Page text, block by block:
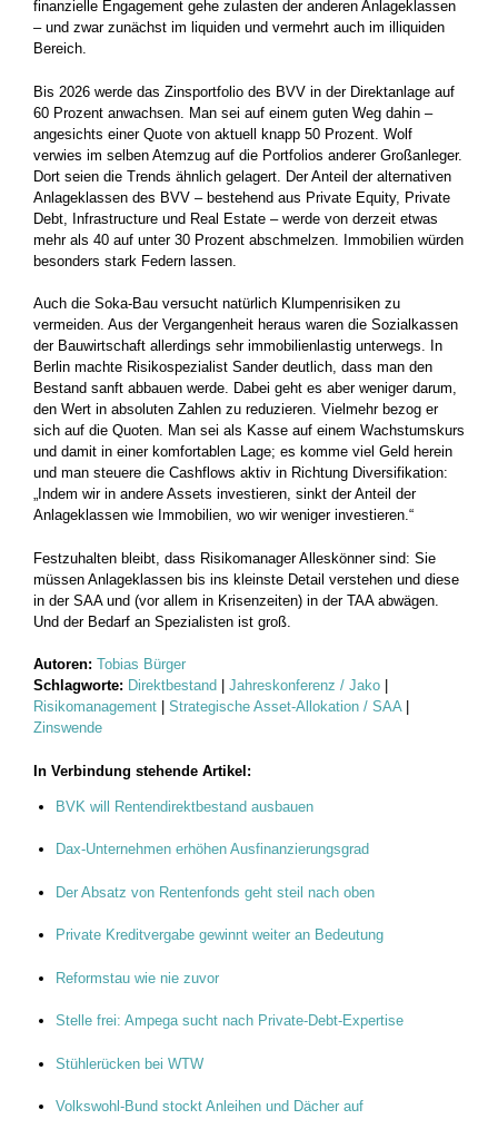
finanzielle Engagement gehe zulasten der anderen Anlageklassen
– und zwar zunächst im liquiden und vermehrt auch im illiquiden
Bereich.
Bis 2026 werde das Zinsportfolio des BVV in der Direktanlage auf
60 Prozent anwachsen. Man sei auf einem guten Weg dahin –
angesichts einer Quote von aktuell knapp 50 Prozent. Wolf
verwies im selben Atemzug auf die Portfolios anderer Großanleger.
Dort seien die Trends ähnlich gelagert. Der Anteil der alternativen
Anlageklassen des BVV – bestehend aus Private Equity, Private
Debt, Infrastructure und Real Estate – werde von derzeit etwas
mehr als 40 auf unter 30 Prozent abschmelzen. Immobilien würden
besonders stark Federn lassen.
Auch die Soka-Bau versucht natürlich Klumpenrisiken zu
vermeiden. Aus der Vergangenheit heraus waren die Sozialkassen
der Bauwirtschaft allerdings sehr immobilienlastig unterwegs. In
Berlin machte Risikospezialist Sander deutlich, dass man den
Bestand sanft abbauen werde. Dabei geht es aber weniger darum,
den Wert in absoluten Zahlen zu reduzieren. Vielmehr bezog er
sich auf die Quoten. Man sei als Kasse auf einem Wachstumskurs
und damit in einer komfortablen Lage; es komme viel Geld herein
und man steuere die Cashflows aktiv in Richtung Diversifikation:
„Indem wir in andere Assets investieren, sinkt der Anteil der
Anlageklassen wie Immobilien, wo wir weniger investieren.“
Festzuhalten bleibt, dass Risikomanager Alleskönner sind: Sie
müssen Anlageklassen bis ins kleinste Detail verstehen und diese
in der SAA und (vor allem in Krisenzeiten) in der TAA abwägen.
Und der Bedarf an Spezialisten ist groß.
Autoren: Tobias Bürger
Schlagworte: Direktbestand Jahreskonferenz / Jako
Risikomanagement
Strategische Asset-Allokation / SAA|
Zinswende
In Verbindung stehende Artikel:
BVK will Rentendirektbestand ausbauen
Dax-Unternehmen erhöhen Ausfinanzierungsgrad
Der Absatz von Rentenfonds geht steil nach oben
Private Kreditvergabe gewinnt weiter an Bedeutung
Reformstau wie nie zuvor
Stelle frei: Ampega sucht nach Private-Debt-Expertise
Stühlerücken bei WTW
Volkswohl-Bund stockt Anleihen und Dächer auf